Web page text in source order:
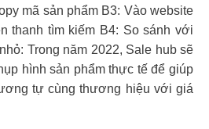
mã sản phẩm B3: Vào website
thanh tìm kiếm B4: So sánh với
Trong năm 2022, Sale hub sẽ
hình sản phẩm thực tế để giúp
tự cùng thương hiệu với giá